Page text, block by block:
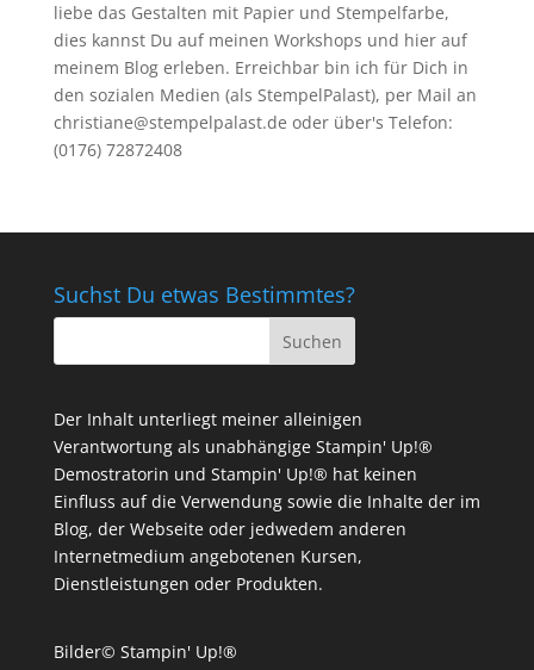
liebe das Gestalten mit Papier und Stempelfarbe,
dies kannst Du auf meinen Workshops und hier auf
meinem Blog erleben. Erreichbar bin ich für Dich in
den sozialen Medien (als StempelPalast), per Mail an
christiane@stempelpalast.de oder über's Telefon:
(0176) 72872408
Suchst Du etwas Bestimmtes?
Der Inhalt unterliegt meiner alleinigen
Verantwortung als unabhängige Stampin' Up!®
Demostratorin und Stampin' Up!® hat keinen
Einfluss auf die Verwendung sowie die Inhalte der im
Blog, der Webseite oder jedwedem anderen
Internetmedium angebotenen Kursen,
Dienstleistungen oder Produkten.
Bilder© Stampin' Up!®